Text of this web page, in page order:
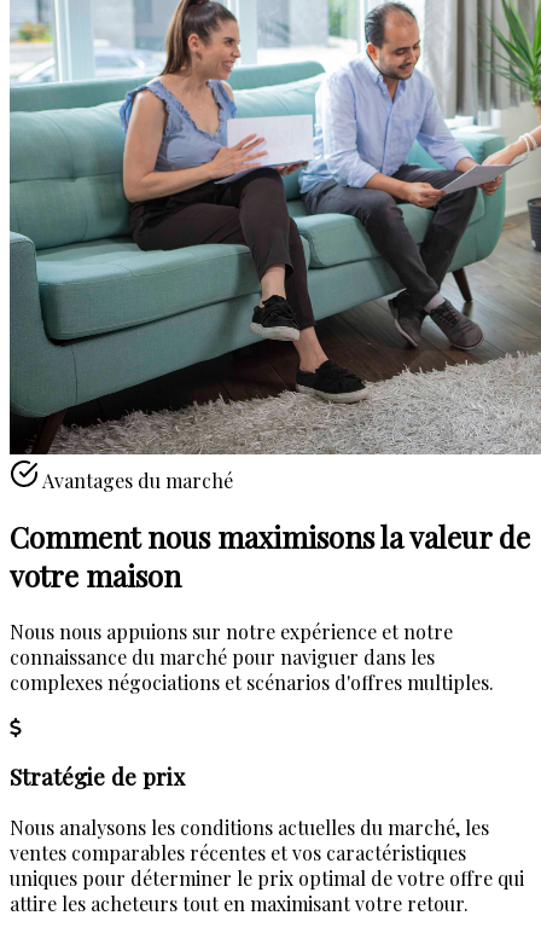
Avantages du marché
Comment nous maximisons la valeur de
votre maison
Nous nous appuions sur notre expérience et notre
connaissance du marché pour naviguer dans les
complexes négociations et scénarios d'offres multiples.
Stratégie de prix
Nous analysons les conditions actuelles du marché, les
ventes comparables récentes et vos caractéristiques
uniques pour déterminer le prix optimal de votre offre qui
attire les acheteurs tout en maximisant votre retour.